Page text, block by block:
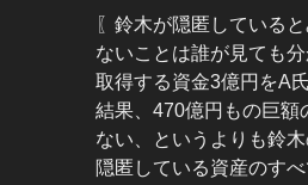
〖鈴木が隠匿している
ないことは誰が見ても
取得する資金3億円をA
結果、470億円もの巨額
ない、というよりも鈴
隠匿している資産のす